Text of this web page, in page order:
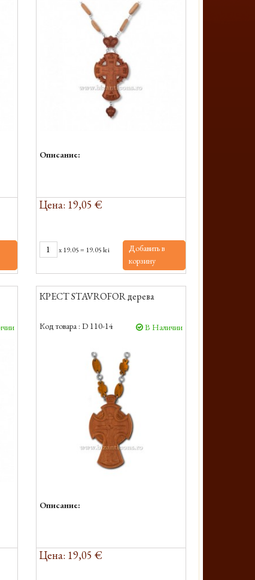
Описание:
Цена: 19,05 €
x19.05= 19.05 lei
Добавить в
корзину
КРЕСТ STAVROFOR дерева
Код товара : D 110-14 В Наличии
Описание:
Цена: 19,05 €